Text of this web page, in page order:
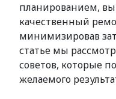
планированием,
качественный
минимизировав
статье мы
советов, которые
желаемого